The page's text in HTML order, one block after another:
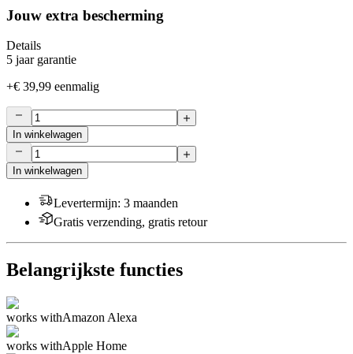
Jouw extra bescherming
Details
5 jaar garantie
+€ 39,99 eenmalig
In winkelwagen
In winkelwagen
Levertermijn: 3 maanden
Gratis verzending, gratis retour
Belangrijkste functies
works withAmazon Alexa
works withApple Home